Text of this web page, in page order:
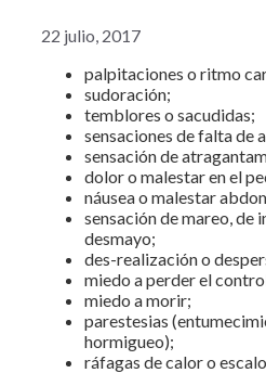
22 julio, 2017
palpitaciones o ritmo
sudoración;
temblores o sacudidas;
sensaciones de falta de
sensación de
dolor o malestar en el
náusea o malestar
sensación de mareo, de
desmayo;
des-realización o
miedo a perder el
miedo a morir;
parestesias
hormigueo);
ráfagas de calor o